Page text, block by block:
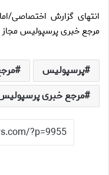
انتهای گزارش اختصاصی/
مرجع خبری پرسپولیس
پرسپولیس
مرجع خبری